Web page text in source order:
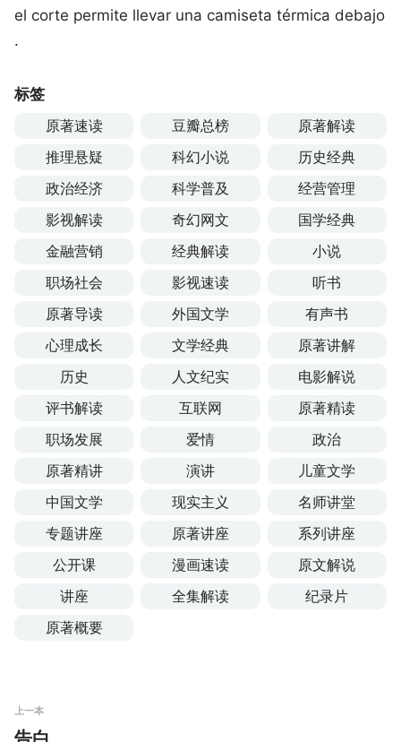
el corte permite llevar una camiseta térmica debajo
.
标签
原著速读 豆瓣总榜
原著解读
推理悬疑
科幻小说
历史经典
政治经济
科学普及
经营管理
影视解读
奇幻网文
国学经典
金融营销
经典解读
小说
职场社会
影视速读
听书
原著导读
外国文学
有声书
心理成长
文学经典
原著讲解
历史
人文纪实
电影解说
评书解读
互联网
原著精读
职场发展
爱情
政治
原著精讲
演讲
儿童文学
中国文学
现实主义
名师讲堂
专题讲座
原著讲座
系列讲座
公开课
漫画速读
原文解说
讲座
全集解读
纪录片
原著概要
上一本